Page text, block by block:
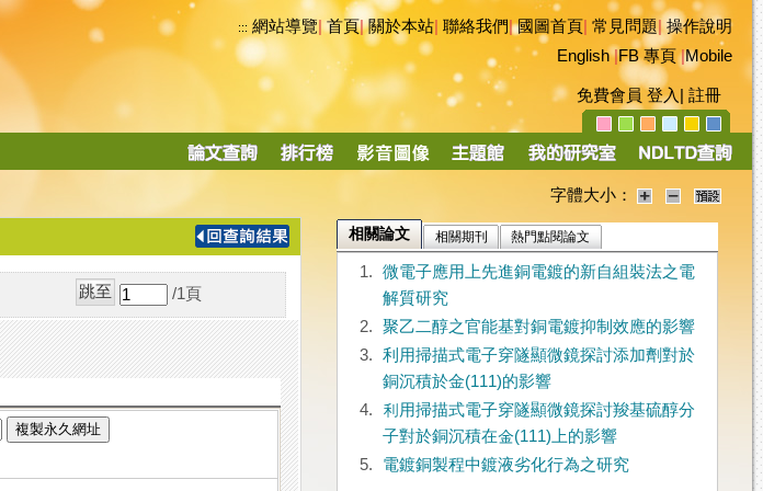
::: 網站導覽|首頁|關於本站 聯絡我們|國圖首頁 常見問題|操作說明
English|FB 專頁|Mobile
免費會員 登入 註冊
導
字體大小：
/1 頁
複製永久網址
相關論文 相關期刊 熱門點閱論文
1.
微電子應用上先進銅電鍍的新自組裝法之電
解質研究
2.
聚乙二醇之官能基對銅電鍍抑制效應的影響
3.
利用掃描式電子穿隧顯微鏡探討添加劑對於
銅沉積於金(111)的影響
4.
利用掃描式電子穿隧顯微鏡探討羧基硫醇分
子對於銅沉積在金(111)上的影響
5.
電鍍銅製程中鍍液劣化行為之研究